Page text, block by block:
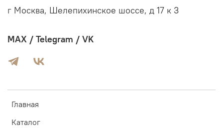
Главная
Каталог
г Москва, Шелепихинское шоссе, д 17 к 3
MAX / Telegram / VK